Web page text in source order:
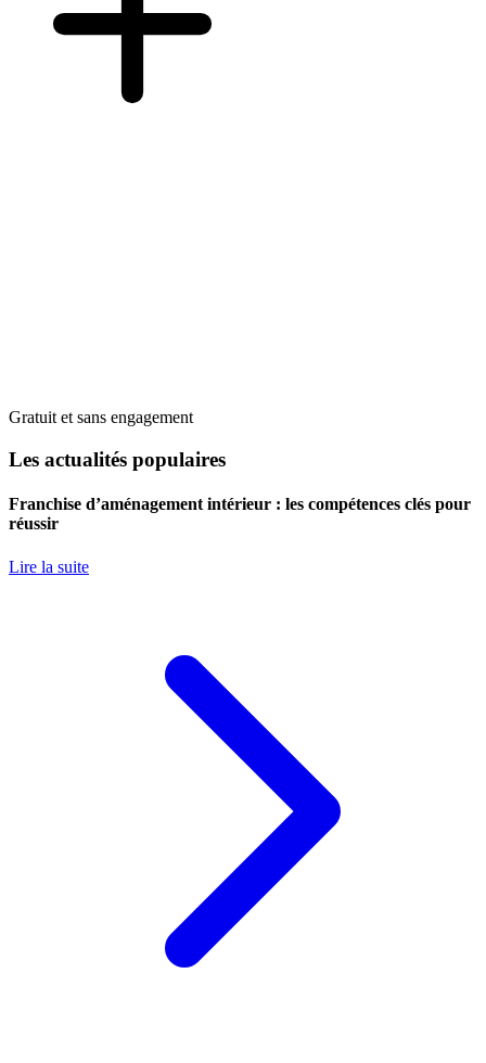
Gratuit et sans engagement
Les actualités populaires
Franchise d’aménagement intérieur : les compétences clés pour
réussir
Lire la suite